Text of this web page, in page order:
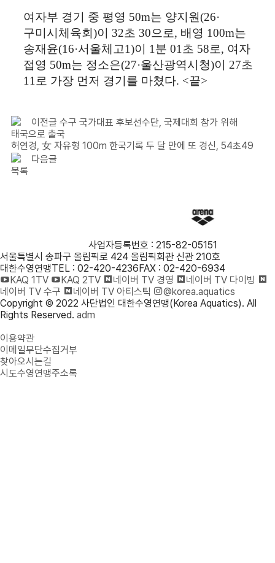
여자부 경기 중 평영 50m는 양지원(26·
구미시체육회 )이 32초 30으로, 배영 100m는
송재윤(16·서울체고1)이 1 분 01 초 58로, 여자
접영 50m는 정소은(27·울산광역시청)이 27초
11 로 가장 먼저 경기를 마쳤다. <끝>
이전글 수구 국가대표 후보선수단, 국제대회 참가 위해
태국으로 출국
허연경, 女 자유형 100m 한국기록 두 달 만에 또 경신, 54초49
다음글
목록
사업자등록번호 : 215-82-05151
서울특별시 송파구 올림픽로 424 올림픽회관 신관 210호
대한수영연맹TEL : 02-420-4236FAX : 02-420-6934
KAQ 1TV
KAQ 2TV 네이버 TV 경영
네이버 TV 다이빙
네이버 TV 수구
네이버 TV 아티스틱
@korea.aquatics
Copyright © 2022 사단법인 대한수영연맹(Korea Aquatics). All
Rights Reserved. adm
이용약관
이메일무단수집거부
찾아오시는길
시도수영연맹주소록